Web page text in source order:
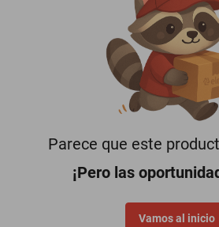
Parece que este
¡Pero las
Vamos al inicio
motoneta
oppo